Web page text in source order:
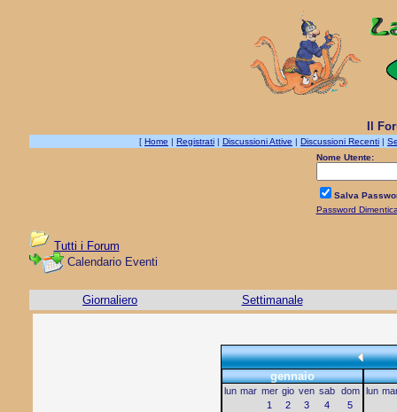
Il
[ Home | Registrati | Discussioni Attive | Discussioni Recenti |
Nome Utente:
Salva
Password
Tutti i Forum
Calendario Eventi
Giornaliero Settimanale
gennaio
lun mar mer gio ven sab dom
1
2 3 4
5
lun